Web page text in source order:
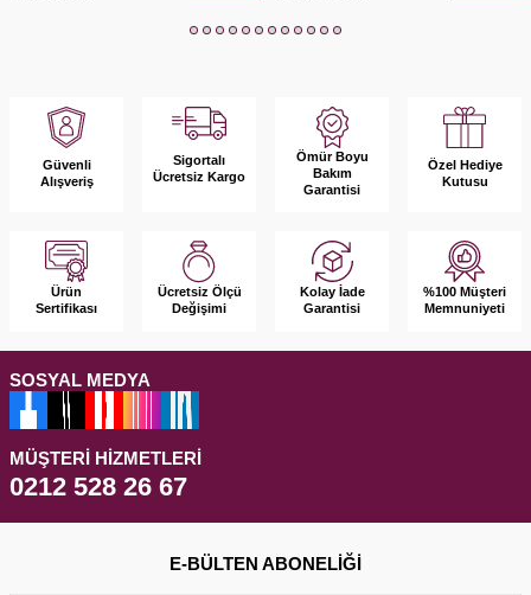
Güvenli
Alışveriş
Sigortalı
Ücretsiz Kargo
Ömür Boyu
Bakım
Garantisi
Özel Hediye
Kutusu
Ürün
Sertifikası
Ücretsiz Ölçü
Değişimi
Kolay İade
Garantisi
%100 Müşteri
Memnuniyeti
SOSYAL MEDYA
MÜŞTERI HIZMETLERI
0212 528 26 67
E-BÜLTEN ABONELIĞI